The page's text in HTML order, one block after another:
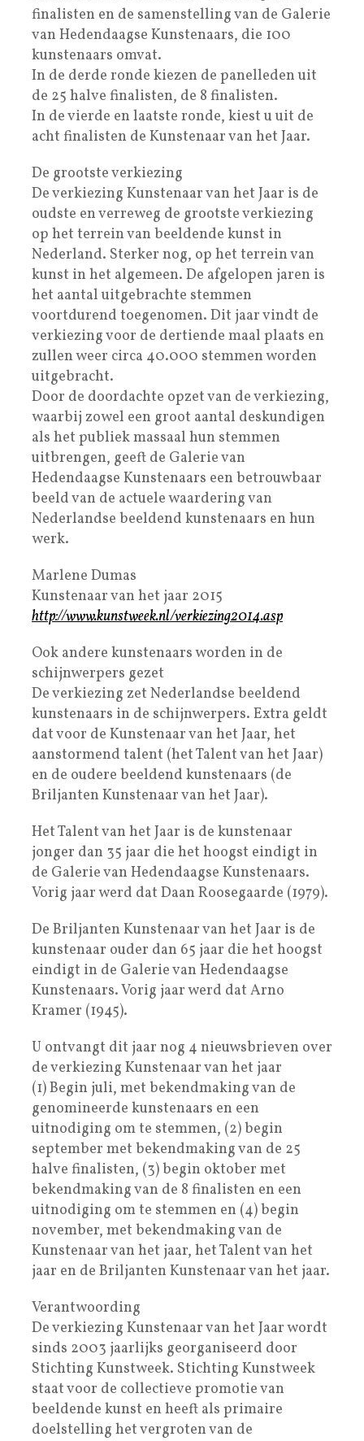
finalisten en de samenstelling van de Galerie
van Hedendaagse Kunstenaars, die 100
kunstenaars omvat.
In de derde ronde kiezen de panelleden uit
de 25 halve finalisten, de 8 finalisten.
In de vierde en laatste ronde, kiest u uit de
acht finalisten de Kunstenaar van het Jaar.
De grootste verkiezing
De verkiezing Kunstenaar van het Jaar is de
oudste en verreweg de grootste verkiezing
op het terrein van beeldende kunst in
Nederland. Sterker nog, op het terrein van
kunst in het algemeen. De afgelopen jaren is
het aantal uitgebrachte stemmen
voortdurend toegenomen. Dit jaar vindt de
verkiezing voor de dertiende maal plaats en
zullen weer circa 40.000 stemmen worden
uitgebracht.
Door de doordachte opzet van de verkiezing,
waarbij zowel een groot aantal deskundigen
als het publiek massaal hun stemmen
uitbrengen, geeft de Galerie van
Hedendaagse Kunstenaars een betrouwbaar
beeld van de actuele waardering van
Nederlandse beeldend kunstenaars en hun
werk.
Marlene Dumas
Kunstenaar van het jaar 2015
http://www.kunstweek.nl/verkiezing2014.asp
Ook andere kunstenaars worden in de
schijnwerpers gezet
De verkiezing zet Nederlandse beeldend
kunstenaars in de schijnwerpers. Extra geldt
dat voor de Kunstenaar van het Jaar, het
aanstormend talent (het Talent van het Jaar)
en de oudere beeldend kunstenaars (de
Briljanten Kunstenaar van het Jaar).
Het Talent van het Jaar is de kunstenaar
jonger dan 35 jaar die het hoogst eindigt in
de Galerie van Hedendaagse Kunstenaars.
Vorig jaar werd dat Daan Roosegaarde (1979).
De Briljanten Kunstenaar van het Jaar is de
kunstenaar ouder dan 65 jaar die het hoogst
eindigt in de Galerie van Hedendaagse
Kunstenaars. Vorig jaar werd dat Arno
Kramer (1945).
U ontvangt dit jaar nog 4 nieuwsbrieven over
de verkiezing Kunstenaar van het jaar
(1) Begin juli, met bekendmaking van de
genomineerde kunstenaars en een
uitnodiging om te stemmen, (2) begin
september met bekendmaking van de 25
halve finalisten, (3) begin oktober met
bekendmaking van de 8 finalisten en een
uitnodiging om te stemmen en (4) begin
november, met bekendmaking van de
Kunstenaar van het jaar, het Talent van het
jaar en de Briljanten Kunstenaar van het jaar.
Verantwoording
De verkiezing Kunstenaar van het Jaar wordt
sinds 2003 jaarlijks georganiseerd door
Stichting Kunstweek. Stichting Kunstweek
staat voor de collectieve promotie van
beeldende kunst en heeft als primaire
doelstelling het vergroten van de